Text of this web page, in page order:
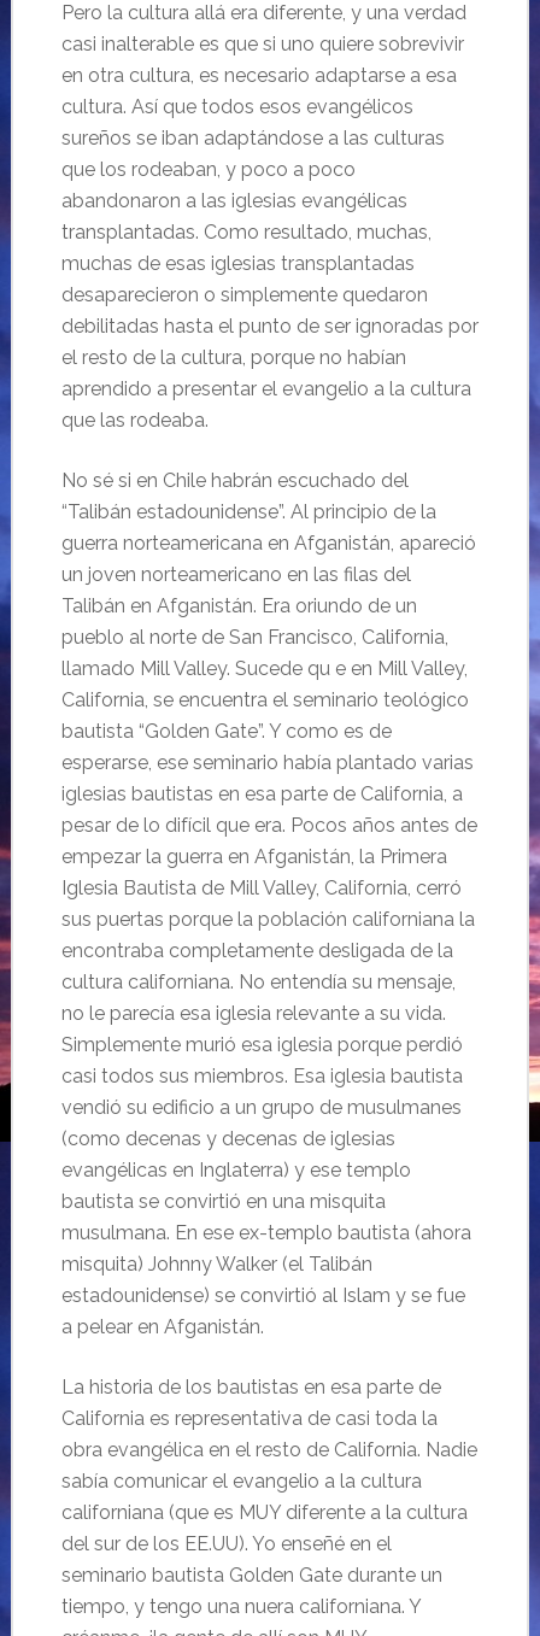
Pero la cultura allá era diferente, y una verdad
casi inalterable es que si uno quiere sobrevivir
en otra cultura, es necesario adaptarse a esa
cultura. Así que todos esos evangélicos
sureños se iban adaptándose a las culturas
que los rodeaban, y poco a poco
abandonaron a las iglesias evangélicas
transplantadas. Como resultado, muchas,
muchas de esas iglesias transplantadas
desaparecieron o simplemente quedaron
debilitadas hasta el punto de ser ignoradas por
el resto de la cultura, porque no habían
aprendido a presentar el evangelio a la cultura
que las rodeaba.
No sé si en Chile habrán escuchado del
“Talibán estadounidense”. Al principio de la
guerra norteamericana en Afganistán, apareció
un joven norteamericano en las filas del
Talibán en Afganistán. Era oriundo de un
pueblo al norte de San Francisco, California,
llamado Mill Valley. Sucede qu e en Mill Valley,
California, se encuentra el seminario teológico
bautista “Golden Gate”. Y como es de
esperarse, ese seminario había plantado varias
iglesias bautistas en esa parte de California, a
pesar de lo difícil que era. Pocos años antes de
empezar la guerra en Afganistán, la Primera
Iglesia Bautista de Mill Valley, California, cerró
sus puertas porque la población californiana la
encontraba completamente desligada de la
cultura californiana. No entendía su mensaje,
no le parecía esa iglesia relevante a su vida.
Simplemente murió esa iglesia porque perdió
casi todos sus miembros. Esa iglesia bautista
vendió su edificio a un grupo de musulmanes
(como decenas y decenas de iglesias
evangélicas en Inglaterra) y ese templo
bautista se convirtió en una misquita
musulmana. En ese ex-templo bautista (ahora
misquita) Johnny Walker (el Talibán
estadounidense) se convirtió al Islam y se fue
a pelear en Afganistán.
La historia de los bautistas en esa parte de
California es representativa de casi toda la
obra evangélica en el resto de California. Nadie
sabía comunicar el evangelio a la cultura
californiana (que es MUY diferente a la cultura
del sur de los EE.UU). Yo enseñé en el
seminario bautista Golden Gate durante un
tiempo, y tengo una nuera californiana. Y